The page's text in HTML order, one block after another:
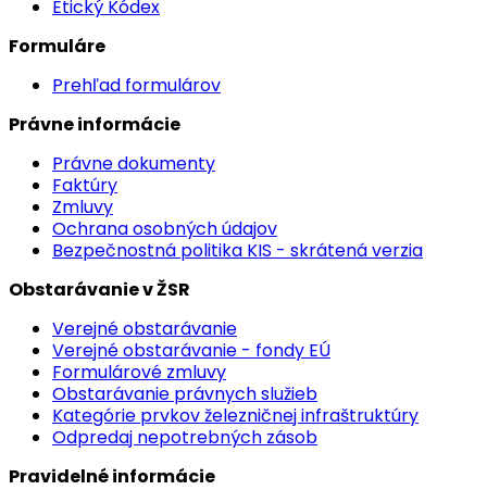
Etický Kódex
Formuláre
Prehľad formulárov
Právne informácie
Právne dokumenty
Faktúry
Zmluvy
Ochrana osobných údajov
Bezpečnostná politika KIS - skrátená verzia
Obstarávanie v ŽSR
Verejné obstarávanie
Verejné obstarávanie - fondy EÚ
Formulárové zmluvy
Obstarávanie právnych služieb
Kategórie prvkov železničnej infraštruktúry
Odpredaj nepotrebných zásob
Pravidelné informácie